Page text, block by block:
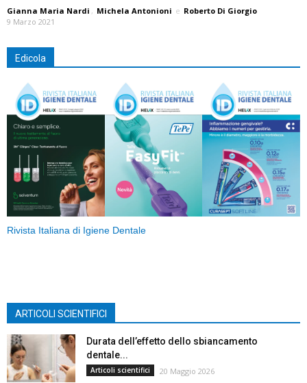
Gianna Maria Nardi , Michela Antonioni e Roberto Di Giorgio
9 Marzo 2021
Edicola
Rivista Italiana di Igiene Dentale
ARTICOLI SCIENTIFICI
Durata dell’effetto dello sbiancamento
dentale...
Articoli scientifici 20 Maggio 2026